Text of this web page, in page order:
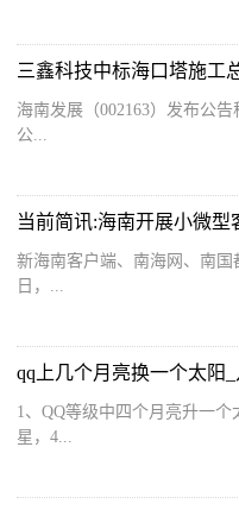
海南发展（002163）发布公
公...
新海南客户端、南海网、南国
日，...
qq上几个月亮换一个太阳
1、QQ等级中四个月亮升一
星，4...